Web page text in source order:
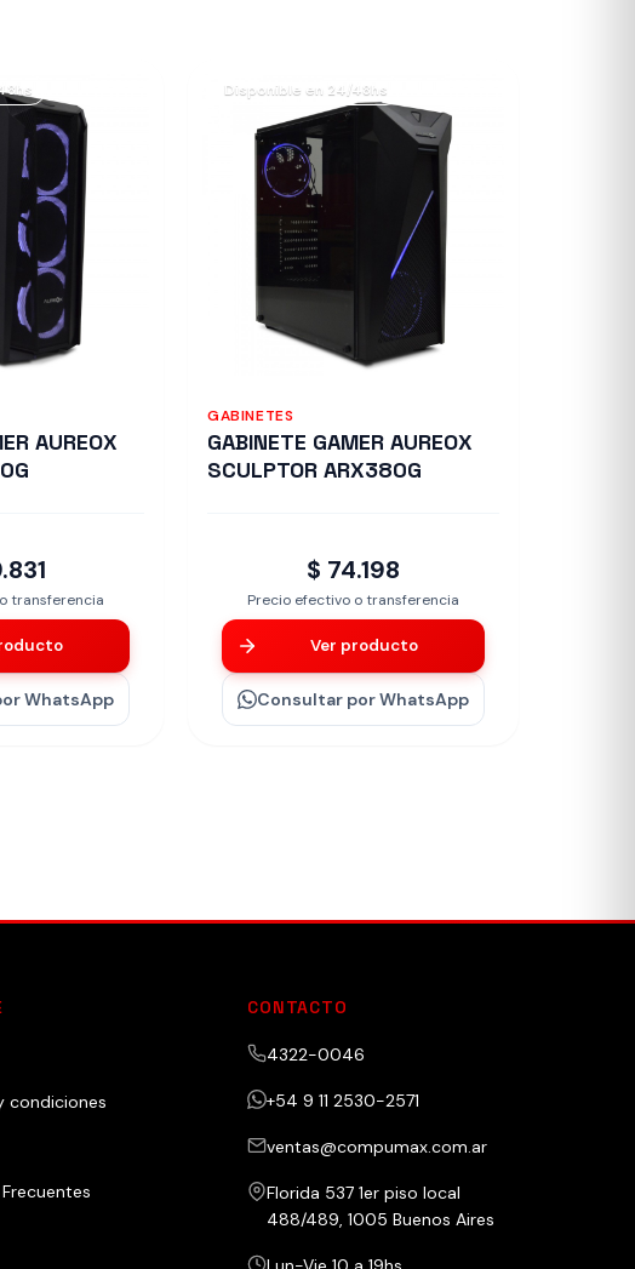
AUREOX
transferencia
WhatsApp
Disponible en 24/48hs
GABINETES
GABINETE GAMER AUREOX
SCULPTOR ARX380G
$ 74.198
Precio efectivo o transferencia
Ver producto
Consultar por WhatsApp
condiciones
CONTACTO
4322-0046
+54 9 11 2530-2571
ventas@compumax.com.ar
Florida 537 1er piso local
488/489, 1005 Buenos Aires